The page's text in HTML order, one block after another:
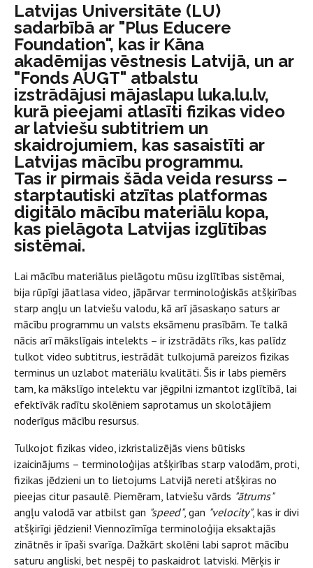
Latvijas Universitāte (LU)
sadarbībā ar "Plus Educere
Foundation", kas ir Kāna
akadēmijas vēstnesis Latvijā, un ar
"Fonds AUGT" atbalstu
izstrādājusi mājaslapu luka.lu.lv,
kurā pieejami atlasīti fizikas video
ar latviešu subtitriem un
skaidrojumiem, kas sasaistīti ar
Latvijas mācību programmu.
Tas ir pirmais šāda veida resurss –
starptautiski atzītas platformas
digitālo mācību materiālu kopa,
kas pielāgota Latvijas izglītības
sistēmai.
Lai mācību materiālus pielāgotu mūsu izglītības sistēmai,
bija rūpīgi jāatlasa video, jāpārvar terminoloģiskās atšķirības
starp angļu un latviešu valodu, kā arī jāsaskaņo saturs ar
mācību programmu un valsts eksāmenu prasībām. Te talkā
nācis arī mākslīgais intelekts – ir izstrādāts rīks, kas palīdz
tulkot video subtitrus, iestrādāt tulkojumā pareizos fizikas
terminus un uzlabot materiālu kvalitāti. Šis ir labs piemērs
tam, ka mākslīgo intelektu var jēgpilni izmantot izglītībā, lai
efektīvāk radītu skolēniem saprotamus un skolotājiem
noderīgus mācību resursus.
Tulkojot fizikas video, izkristalizējās viens būtisks
izaicinājums – terminoloģijas atšķirības starp valodām, proti,
fizikas jēdzieni un to lietojums Latvijā nereti atšķiras no
pieejas citur pasaulē. Piemēram, latviešu vārds "ātrums"
angļu valodā var atbilst gan "speed", gan "velocity", kas ir divi
atšķirīgi jēdzieni! Viennozīmīga terminoloģija eksaktajās
zinātnēs ir īpaši svarīga. Dažkārt skolēni labi saprot mācību
saturu angliski, bet nespēj to paskaidrot latviski. Mērķis ir